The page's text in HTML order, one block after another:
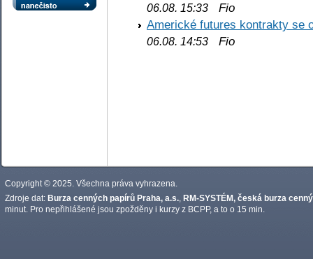
06.08. 15:33 Fio
Americké futures kontrakty se
06.08. 14:53 Fio
Copyright © 2025. Všechna práva vyhrazena.
Zdroje dat: Burza cenných papírů Praha, a.s. RM-SYSTÉM, česká burza
minut. Pro nepřihlášené jsou zpožděny i kurzy z BCPP, a to o 15 min.